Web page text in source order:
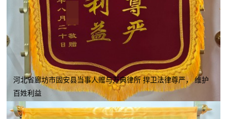
河北省廊坊市固安县当事人赠与万典律所 捍卫法律尊严， 维护
百姓利益